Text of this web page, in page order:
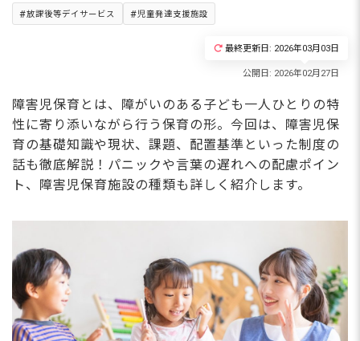
放課後等デイサービス 児童発達支援施設
最終更新日: 2026年03月03日
障害児保育とは、障がいのある子ども一人ひとりの特
性に寄り添いながら行う保育の形。今回は、障害児保
育の基礎知識や現状、課題、配置基準といった制度の
話も徹底解説！パニックや言葉の遅れへの配慮ポイン
ト、障害児保育施設の種類も詳しく紹介します。